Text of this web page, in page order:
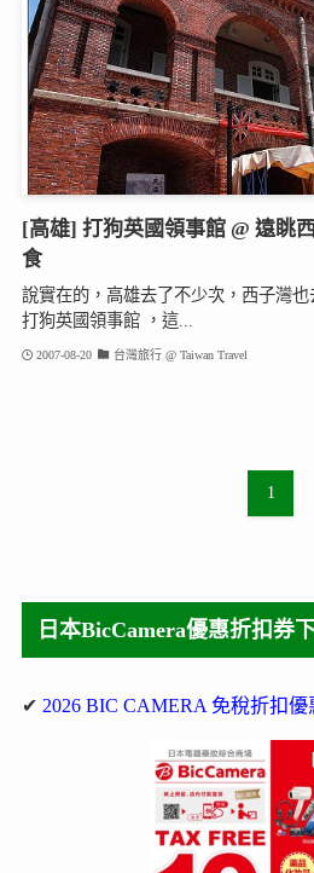
[高雄] 打狗英國領事館 @ 遠眺
食
說實在的，高雄去了不少次，西子灣
打狗英國領事館 ，這...
2007-08-20 台灣旅行 @ Taiwan Travel
1
日本BicCamera優惠折扣券
✔ 2026 BIC CAMERA 免稅折扣優